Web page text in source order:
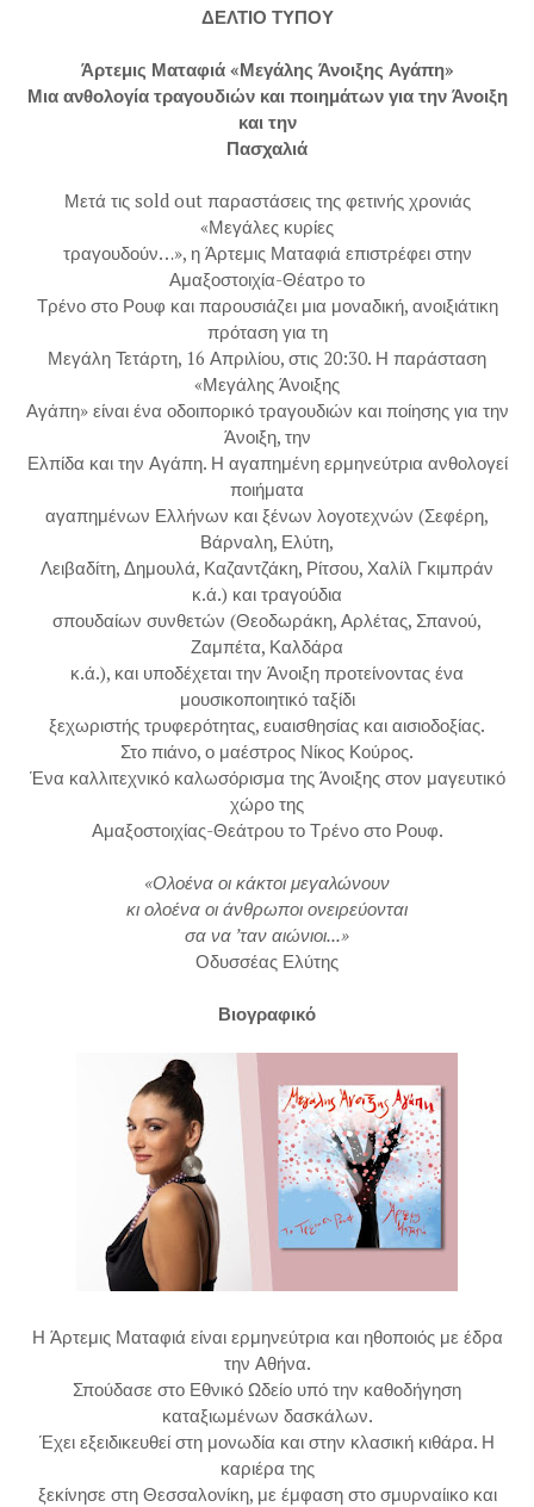
ΔΕΛΤΙΟ ΤΥΠΟΥ
Άρτεμις Ματαφιά «Μεγάλης Άνοιξης Αγάπη»
Μια ανθολογία τραγουδιών και ποιημάτων για την Άνοιξη
και την
Πασχαλιά
Μετά τις sold out παραστάσεις της φετινής χρονιάς
«Μεγάλες κυρίες
τραγουδούν…», η Άρτεμις Ματαφιά επιστρέφει στην
Αμαξοστοιχία-Θέατρο το
Τρένο στο Ρουφ και παρουσιάζει μια μοναδική, ανοιξιάτικη
πρόταση για τη
Μεγάλη Τετάρτη, 16 Απριλίου, στις 20:30. Η παράσταση
«Μεγάλης Άνοιξης
Αγάπη» είναι ένα οδοιπορικό τραγουδιών και ποίησης για την
Άνοιξη, την
Ελπίδα και την Αγάπη. Η αγαπημένη ερμηνεύτρια ανθολογεί
ποιήματα
αγαπημένων Ελλήνων και ξένων λογοτεχνών (Σεφέρη,
Βάρναλη, Ελύτη,
Λειβαδίτη, Δημουλά, Καζαντζάκη, Ρίτσου, Χαλίλ Γκιμπράν
κ.ά.) και τραγούδια
σπουδαίων συνθετών (Θεοδωράκη, Αρλέτας, Σπανού,
Ζαμπέτα, Καλδάρα
κ.ά.), και υποδέχεται την Άνοιξη προτείνοντας ένα
μουσικοποιητικό ταξίδι
ξεχωριστής τρυφερότητας, ευαισθησίας και αισιοδοξίας.
Στο πιάνο, ο μαέστρος Νίκος Κούρος.
Ένα καλλιτεχνικό καλωσόρισμα της Άνοιξης στον μαγευτικό
χώρο της
Αμαξοστοιχίας-Θεάτρου το Τρένο στο Ρουφ.
«Ολοένα οι κάκτοι μεγαλώνουν
κι ολοένα οι άνθρωποι ονειρεύονται
σα να ’ταν αιώνιοι...»
Οδυσσέας Ελύτης
Βιογραφικό
Η Άρτεμις Ματαφιά είναι ερμηνεύτρια και ηθοποιός με έδρα
την Αθήνα.
Σπούδασε στο Εθνικό Ωδείο υπό την καθοδήγηση
καταξιωμένων δασκάλων.
Έχει εξειδικευθεί στη μονωδία και στην κλασική κιθάρα. Η
καριέρα της
ξεκίνησε στη Θεσσαλονίκη, με έμφαση στο σμυρναίικο και